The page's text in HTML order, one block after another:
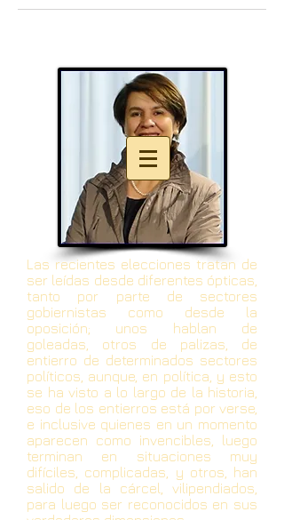
Las recientes elecciones tratan de
ser leídas desde diferentes ópticas,
tanto por parte de sectores
gobiernistas como desde la
oposición; unos hablan de
goleadas, otros de palizas, de
entierro de determinados sectores
políticos, aunque, en política, y esto
se ha visto a lo largo de la historia,
eso de los entierros está por verse,
e inclusive quienes en un momento
aparecen como invencibles, luego
terminan en situaciones muy
difíciles, complicadas, y otros, han
salido de la cárcel, vilipendiados,
para luego ser reconocidos en sus